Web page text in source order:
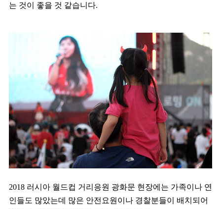
는 것이 좋을 것 같습니다.
2018 러시아 월드컵 거리응원 광화문 현장에는 가족이나 연
인들도 많았는데 많은 안전요원이나 경찰분들이 배치되어